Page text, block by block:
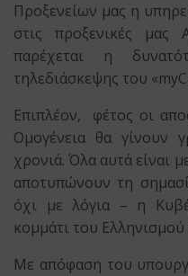
Προξενείων μας η
στις προξενικές
παρέχεται η
τηλεδιάσκεψης του
Επιπλέον, φέτος οι
Ομογένεια θα γίνουν
χρονιά. Όλα αυτά είναι
αποτυπώνουν τη
όχι με λόγια – η
κομμάτι του
Με απόφαση του